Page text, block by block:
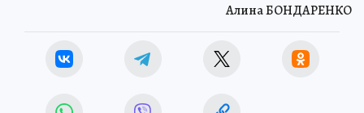
Алина БОНДАРЕНКО